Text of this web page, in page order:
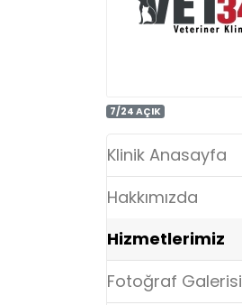
7/24 AÇIK
Klinik Anasayfa
Hakkımızda
Hizmetlerimiz
Fotoğraf Galerisi